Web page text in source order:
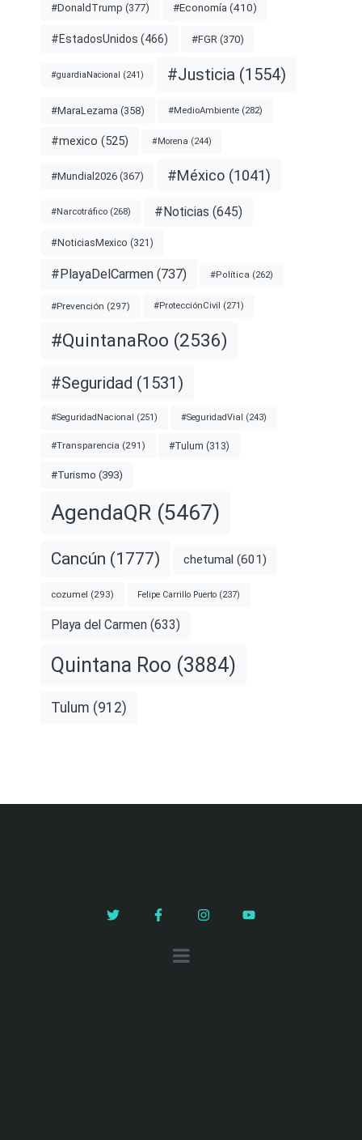
#DonaldTrump (377) #Economía (410)
#EstadosUnidos (466) #FGR (370)
#guardiaNacional (241) #Justicia (1554)
#MaraLezama (358) #MedioAmbiente (282)
#mexico (525) #Morena (244)
#Mundial2026 (367) #México (1041)
#Narcotráfico (268) #Noticias (645)
#NoticiasMexico (321)
#PlayaDelCarmen (737) #Política (262)
#Prevención (297) #ProtecciónCivil (271)
#QuintanaRoo (2536)
#Seguridad (1531)
#SeguridadNacional (251) #SeguridadVial (243)
#Transparencia (291) #Tulum (313)
#Turismo (393)
AgendaQR (5467)
Cancún (1777) chetumal (601)
cozumel (293) Felipe Carrillo Puerto (237)
Playa del Carmen (633)
Quintana Roo (3884)
Tulum (912)